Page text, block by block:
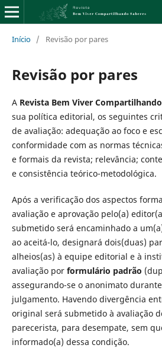
Início / Revisão por pares
Revisão por pares
A Revista Bem Viver
sua política editorial, os seguintes
de avaliação: adequação ao foco e
conformidade com as normas
e formais da revista; relevância;
e consistência teórico-metodológica.
Após a verificação dos aspectos
avaliação e aprovação pelo(a)
submetido será encaminhado a
ao aceitá-lo, designará dois(duas)
alheios(as) à equipe editorial e à
avaliação por formulário padrão
assegurando-se o anonimato
julgamento. Havendo divergência
original será submetido à avaliação
parecerista, para desempate, sem
informado(a) dessa condição.